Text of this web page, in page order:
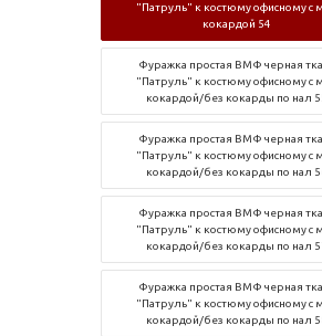
"Патруль" к костюму офисному с
кокардой 54
Фуражка простая ВМФ черная
"Патруль" к костюму офисному с
кокардой/без кокарды по нал
Фуражка простая ВМФ черная
"Патруль" к костюму офисному с
кокардой/без кокарды по нал
Фуражка простая ВМФ черная
"Патруль" к костюму офисному с
кокардой/без кокарды по нал
Фуражка простая ВМФ черная
"Патруль" к костюму офисному с
кокардой/без кокарды по нал